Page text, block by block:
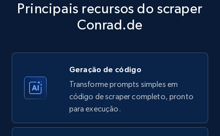
price, Currency, Availability, Reviews count, and
Amazon products - Collects products by
specific keywords
Title, Seller name, Brand, Description, Initial
Principais recursos do scraper
Conrad.de
Geração de código
Transforme prompts simples em
código de scraper completo, pronto
para execução.